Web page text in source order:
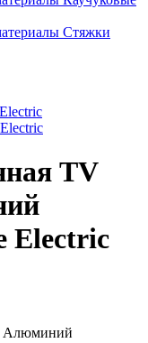
Стяжки
TV
Electric